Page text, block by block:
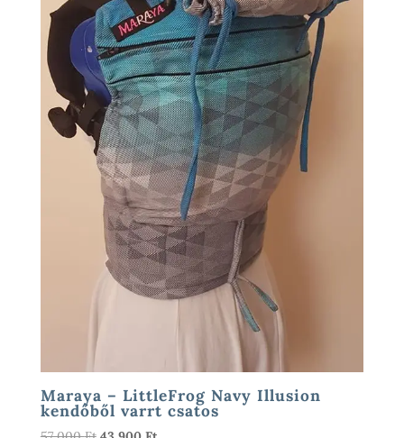
Maraya – LittleFrog Navy Illusion
kendőből varrt csatos